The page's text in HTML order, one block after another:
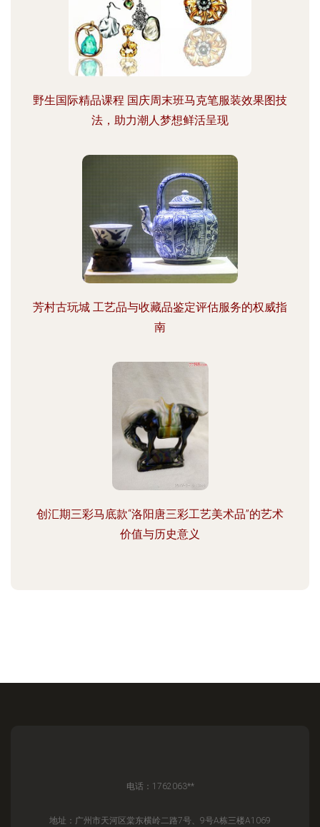
野生国际精品课程 国庆周末班马克笔服装效果图技
法，助力潮人梦想鲜活呈现
芳村古玩城 工艺品与收藏品鉴定评估服务的权威指
南
创汇期三彩马底款“洛阳唐三彩工艺美术品”的艺术
价值与历史意义
电话：1762063**
地址：广州市天河区棠东横岭二路7号、9号A栋三楼A1069